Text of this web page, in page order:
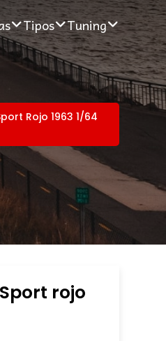
Tipos Tuning
Rojo 1963 1/64
rojo